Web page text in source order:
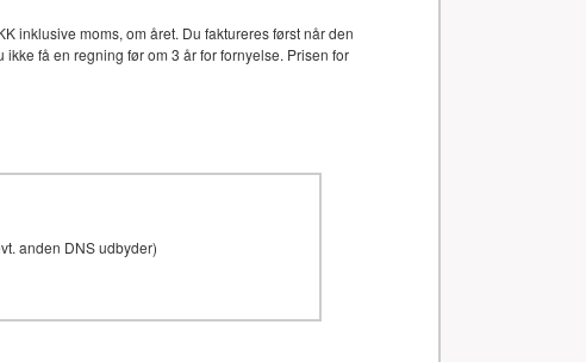
inklusive moms, om året. Du faktureres først når den
få en regning før om 3 år for fornyelse. Prisen for
anden DNS udbyder)